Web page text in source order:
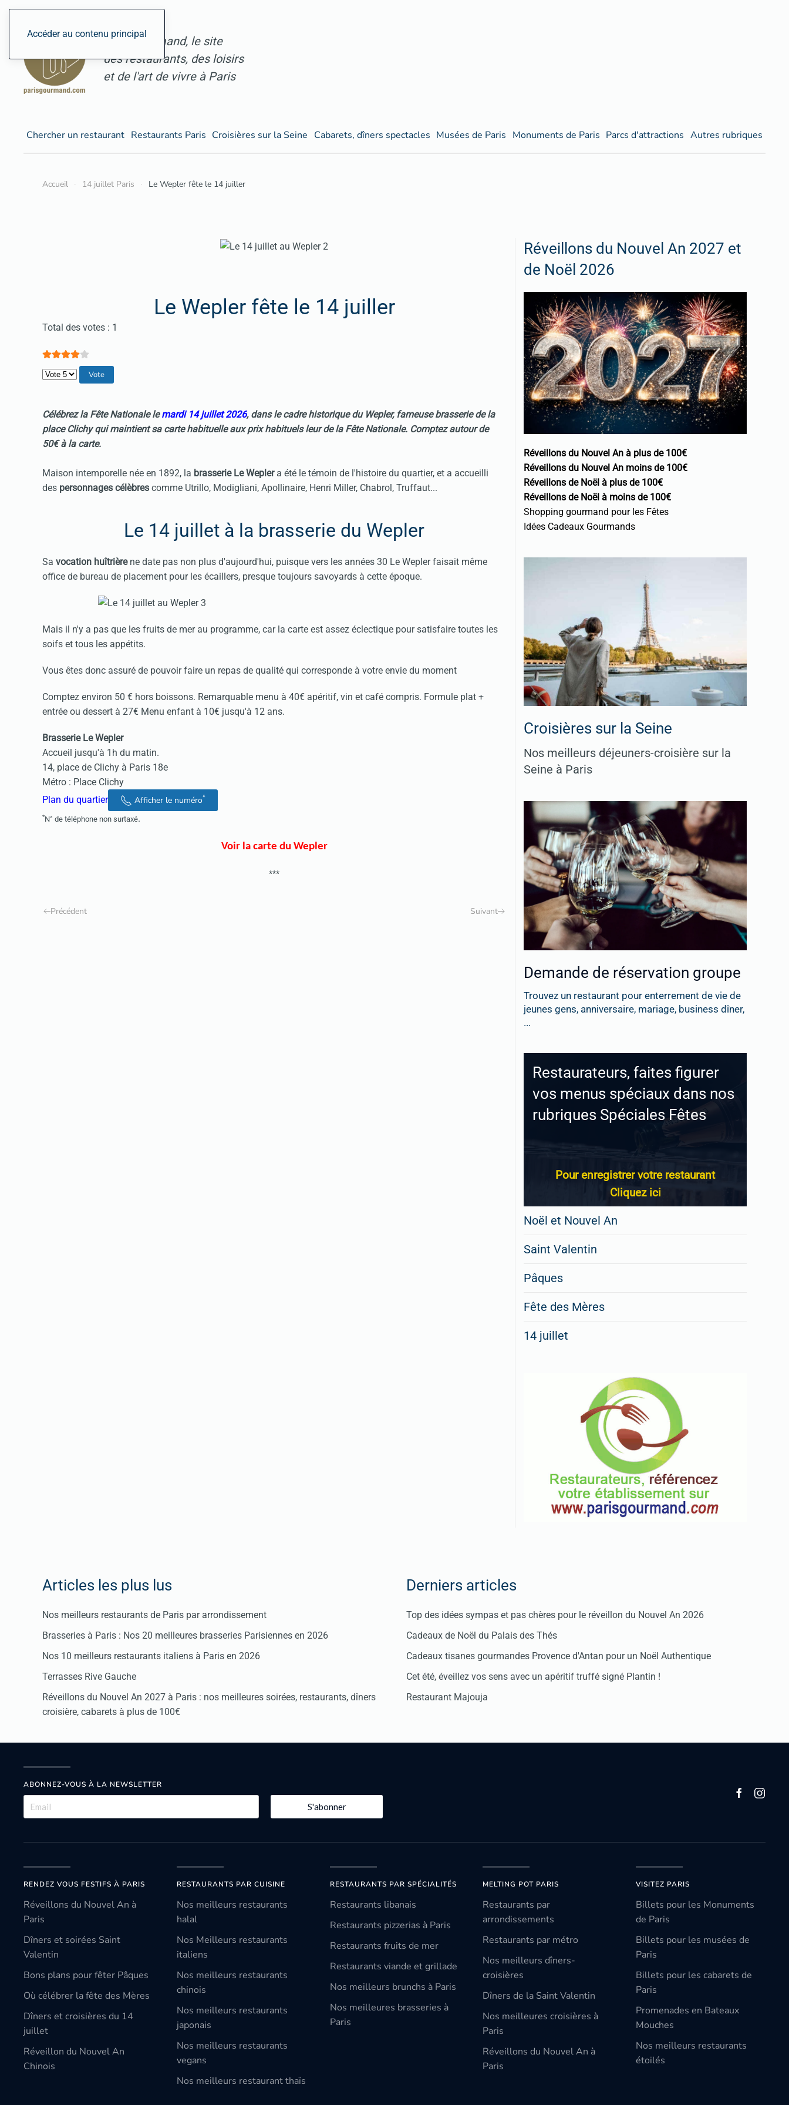
Accéder au contenu principal
ParisGourmand, le site
des restaurants, des loisirs
et de l'art de vivre à Paris
Chercher un restaurant Restaurants Paris Croisières sur la Seine Cabarets, dîners spectacles Musées de Paris Monuments de Paris Parcs d'attractions Autres rubriques
Accueil 14 juillet Paris Le Wepler fête le 14 juiller
Le Wepler fête le 14 juiller
Vote utilisateur:4/
Total des votes : 1
Veuillez voter
Célébrez la Fête Nationale lemardi 14 juillet 2026, dans le cadre historique du Wepler, fameuse brasserie de la
place Clichy qui maintient sa carte habituelle aux prix habituels leur de la Fête Nationale. Comptez autour de
50€ à la carte.
Maison intemporelle née en 1892, la brasserie Le Weplera été le témoin de l'histoire du quartier, et a accueilli
des personnages célèbres comme Utrillo, Modigliani, Apollinaire, Henri Miller, Chabrol, Truffaut...
Le 14 juillet à la brasserie du Wepler
Sa vocation huîtrièrene date pas non plus d'aujourd'hui, puisque vers les années 30 Le Wepler faisait même
office de bureau de placement pour les écaillers, presque toujours savoyards à cette époque.
Mais il n'y a pas que les fruits de mer au programme, car la carte est assez éclectique pour satisfaire toutes les
soifs et tous les appétits.
Vous êtes donc assuré de pouvoir faire un repas de qualité qui corresponde à votre envie du moment
Comptez environ 50 € hors boissons. Remarquable menu à 40€ apéritif, vin et café compris. Formule plat +
entrée ou dessert à 27€ Menu enfant à 10€ jusqu'à 12 ans.
Brasserie Le Wepler
Accueil jusqu'à 1h du matin.
14, place de Clichy à Paris 18e
Métro : Place Clichy
Plan du quartier
Afficher le numéro*
*N° de téléphone non surtaxé.
Voir la carte du Wepler
***
Précédent Suivant
Réveillons du Nouvel An 2027 et
de Noël 2026
Réveillons du Nouvel An à plus de 100€
Réveillons du Nouvel An moins de 100€
Réveillons de Noël à plus de 100€
Réveillons de Noël à moins de 100€
Shopping gourmand pour les Fêtes
Idées Cadeaux Gourmands
Croisières sur la Seine
Nos meilleurs déjeuners-croisière sur la
Seine à Paris
Demande de réservation groupe
Trouvez un restaurant pour enterrement de vie de
jeunes gens, anniversaire, mariage, business dîner,
...
Restaurateurs, faites figurer
vos menus spéciaux dans nos
rubriques Spéciales Fêtes
Pour enregistrer votre restaurant
Cliquez ici
Noël et Nouvel An
Saint Valentin
Pâques
Fête des Mères
14 juillet
Articles les plus lus
Nos meilleurs restaurants de Paris par arrondissement
Brasseries à Paris : Nos 20 meilleures brasseries Parisiennes en 2026
Nos 10 meilleurs restaurants italiens à Paris en 2026
Terrasses Rive Gauche
Réveillons du Nouvel An 2027 à Paris : nos meilleures soirées, restaurants, dîners
croisière, cabarets à plus de 100€
Derniers articles
Top des idées sympas et pas chères pour le réveillon du Nouvel An 2026
Cadeaux de Noël du Palais des Thés
Cadeaux tisanes gourmandes Provence d'Antan pour un Noël Authentique
Cet été, éveillez vos sens avec un apéritif truffé signé Plantin !
Restaurant Majouja
ABONNEZ-VOUS À LA NEWSLETTER
S'abonner
RENDEZ VOUS FESTIFS À PARIS
Réveillons du Nouvel An à
Paris
Dîners et soirées Saint
Valentin
Bons plans pour fêter Pâques
Où célébrer la fête des Mères
Dîners et croisières du 14
juillet
Réveillon du Nouvel An
Chinois
RESTAURANTS PAR CUISINE
Nos meilleurs restaurants
halal
Nos Meilleurs restaurants
italiens
Nos meilleurs restaurants
chinois
Nos meilleurs restaurants
japonais
Nos meilleurs restaurants
vegans
Nos meilleurs restaurant thaïs
RESTAURANTS PAR SPÉCIALITÉS
Restaurants libanais
Restaurants pizzerias à Paris
Restaurants fruits de mer
Restaurants viande et grillade
Nos meilleurs brunchs à Paris
Nos meilleures brasseries à
Paris
MELTING POT PARIS
Restaurants par
arrondissements
Restaurants par métro
Nos meilleurs dîners-
croisières
Dîners de la Saint Valentin
Nos meilleures croisières à
Paris
Réveillons du Nouvel An à
Paris
VISITEZ PARIS
Billets pour les Monuments
de Paris
Billets pour les musées de
Paris
Billets pour les cabarets de
Paris
Promenades en Bateaux
Mouches
Nos meilleurs restaurants
étoilés